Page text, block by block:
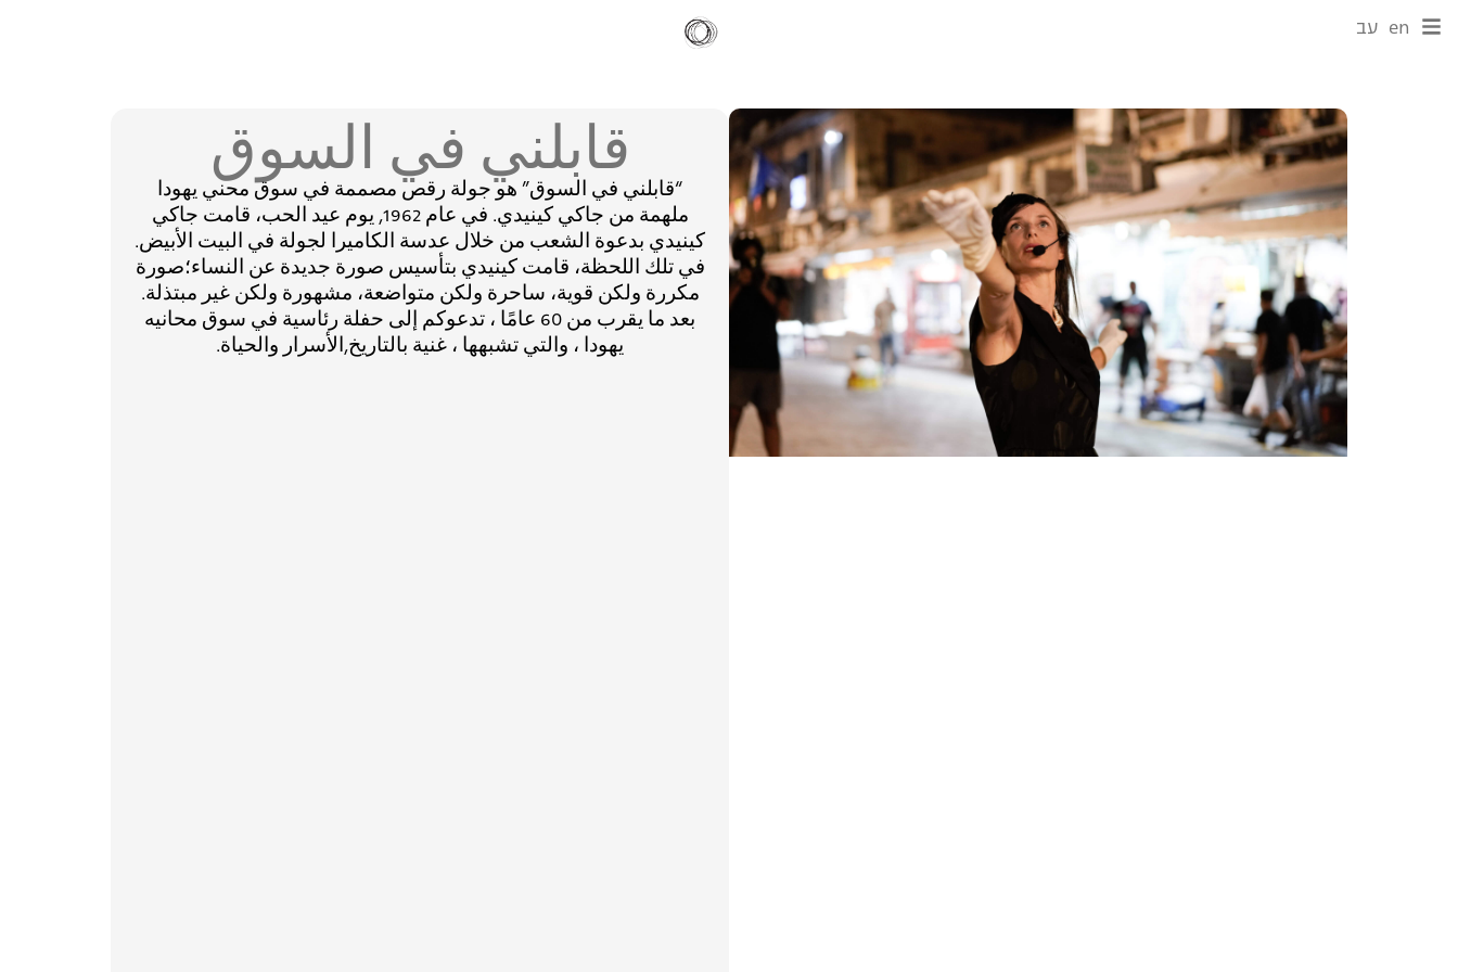
en עב
قابلني في السوق
“قابلني في السوق” هو جولة رقص مصممة في سوق محني يهودا
ملهمة من جاكي كينيدي. في عام 1962, يوم عيد الحب، قامت جاكي
كينيدي بدعوة الشعب من خلال عدسة الكاميرا لجولة في البيت الأبيض.
في تلك اللحظة، قامت كينيدي بتأسيس صورة جديدة عن النساء؛صورة
مكررة ولكن قوية، ساحرة ولكن متواضعة، مشهورة ولكن غير مبتذلة.
بعد ما يقرب من 60 عامًا ، تدعوكم إلى حفلة رئاسية في سوق محانيه
يهودا ، والتي تشبهها ، غنية بالتاريخ,الأسرار والحياة.